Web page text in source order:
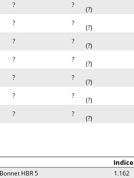
? ?
(?)
? ?
(?)
? ?
(?)
? ?
(?)
? ?
(?)
? ?
(?)
? ?
(?)
Indice
HBR 5
1.162